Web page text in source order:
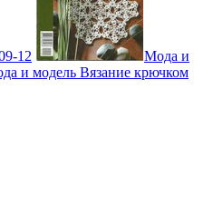
12
Мода и
и модель Вязание крючком